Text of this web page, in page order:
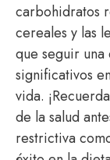
carbohidratos
cereales y las
que seguir
significativos
vida.
de la salud
restrictiva